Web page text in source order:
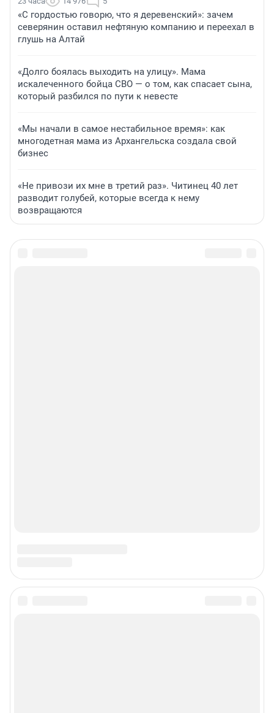
«С гордостью говорю, что я деревенский»: зачем
северянин оставил нефтяную компанию и переехал в
глушь на Алтай
«Долго боялась выходить на улицу». Мама
искалеченного бойца СВО — о том, как спасает сына,
который разбился по пути к невесте
«Мы начали в самое нестабильное время»: как
многодетная мама из Архангельска создала свой
бизнес
«Не привози их мне в третий раз». Читинец 40 лет
разводит голубей, которые всегда к нему
возвращаются